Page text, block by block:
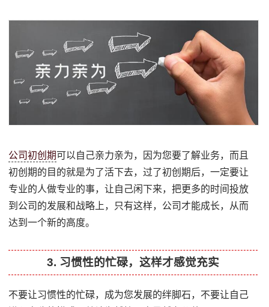
公司初创期可以自己亲力亲为，因为您要了解业务，而且
初创期的目的就是为了活下去，过了初创期后，一定要让
专业的人做专业的事，让自己闲下来，把更多的时间投放
到公司的发展和战略上，只有这样，公司才能成长，从而
达到一个新的高度。
3. 习惯性的忙碌，这样才感觉充实
不要让习惯性的忙碌，成为您发展的绊脚石，不要让自己